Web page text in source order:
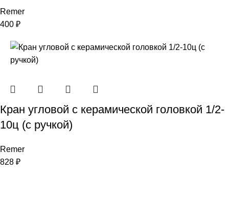
Remer
400 ₽
Кран угловой с керамической головкой 1/2-
10ц (с ручкой)
Remer
828 ₽